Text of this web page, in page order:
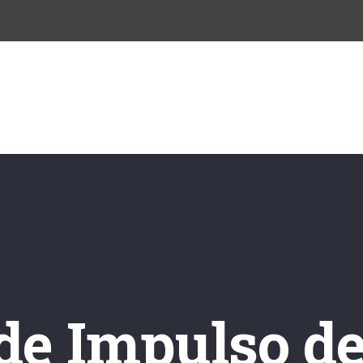
Impulso